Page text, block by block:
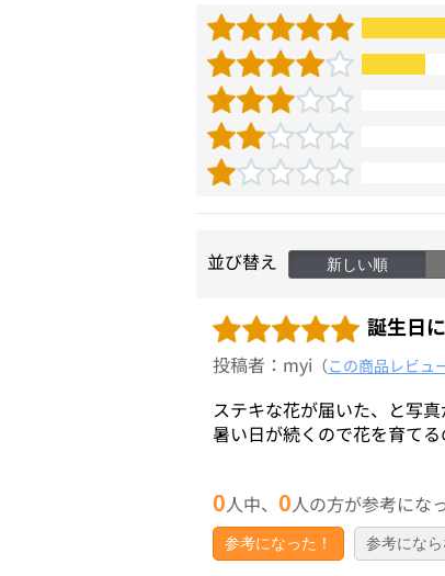
並び替え 新しい順
誕生日
投稿者：myi （この商品レビュ
ステキな花が届いた、と写真
暑い日が続くので花を育て
0人中、 0人の方が参考にな
参考になった！ 参考にな